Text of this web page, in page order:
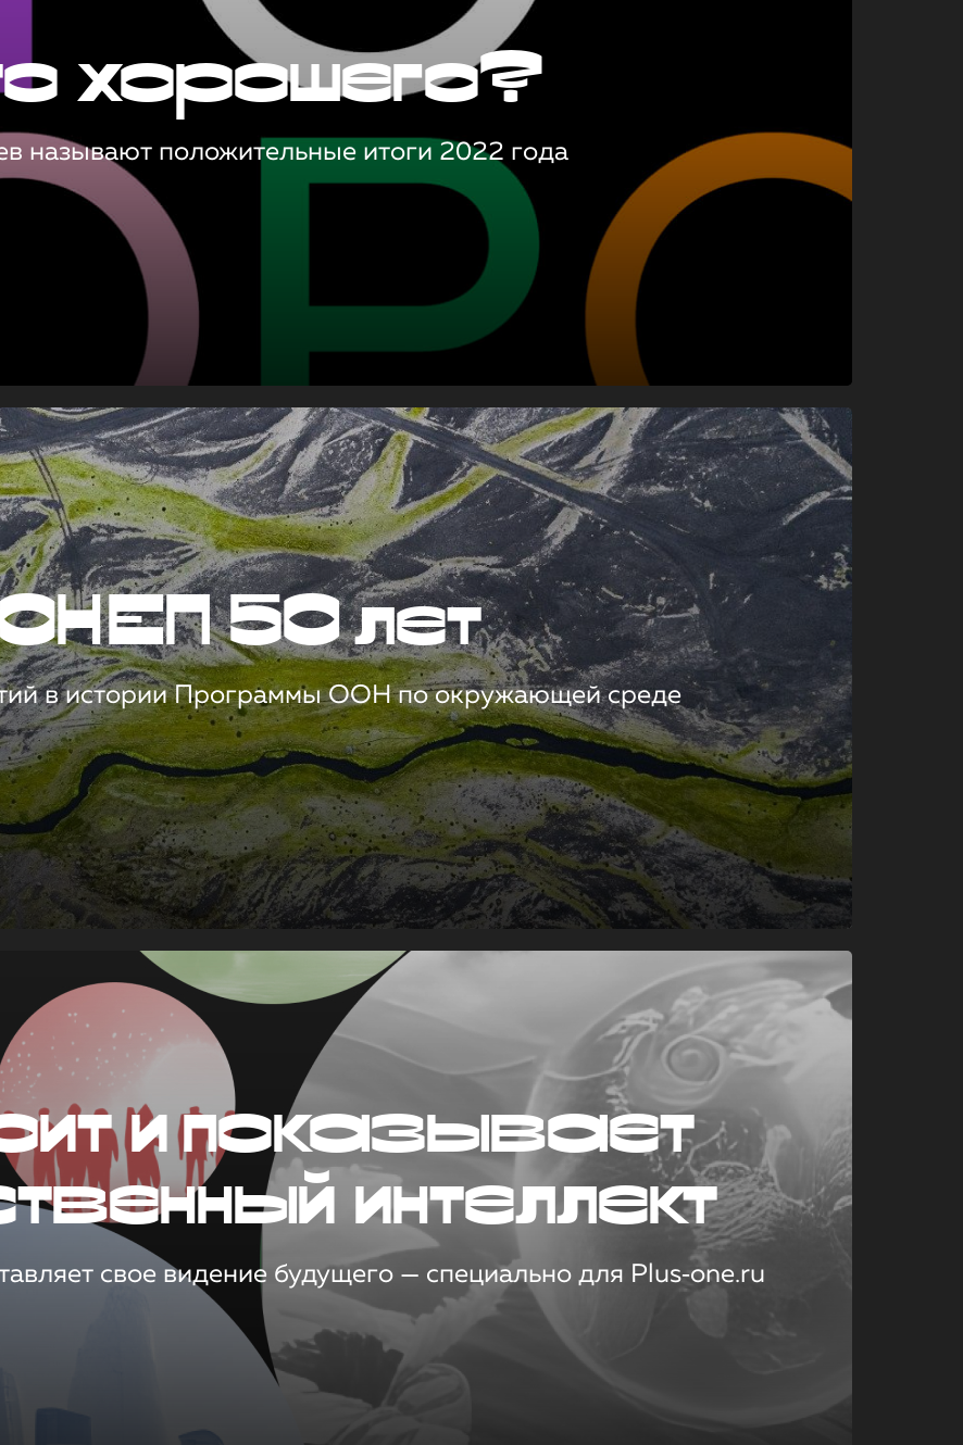
хорошего?
называют положительные итоги 2022 года
50 лет
в истории Программы ООН по окружающей среде
и показывает
интеллект
свое видение будущего — специально для Plus‑one.ru